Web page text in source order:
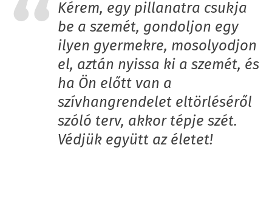
Kérem, egy pillanatra csukja
be a szemét, gondoljon egy
ilyen gyermekre, mosolyodjon
el, aztán nyissa ki a szemét, és
ha Ön előtt van a
szívhangrendelet eltörléséről
szóló terv, akkor tépje szét.
Védjük együtt az életet!